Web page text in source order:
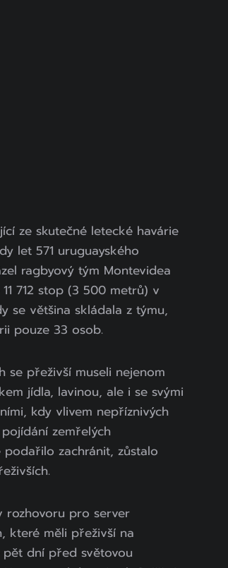
ze skutečné letecké havárie
let 571 uruguayského
ragbyový tým Montevidea
712 stop (3 500 metrů) v
se většina skládala z týmu,
pouze 33 osob.
se přeživší museli nejenom
jídla, lavinou, ale i se svými
kdy vlivem nepříznivých
zemřelých
zachránit, zůstalo
rozhovoru pro server
které měli přeživší na
pět dní před světovou